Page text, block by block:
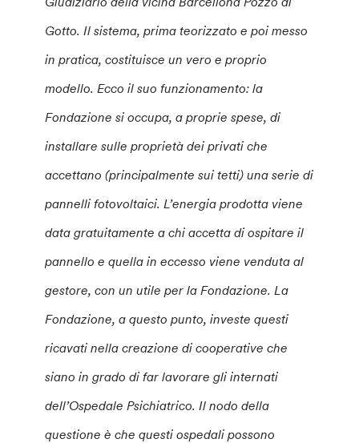
Gotto. Il sistema, prima teorizzato e poi messo
in pratica, costituisce un vero e proprio
modello. Ecco il suo funzionamento: la
Fondazione si occupa, a proprie spese, di
installare sulle proprietà dei privati che
accettano (principalmente sui tetti) una serie di
pannelli fotovoltaici. L’energia prodotta viene
data gratuitamente a chi accetta di ospitare il
pannello e quella in eccesso viene venduta al
gestore, con un utile per la Fondazione. La
Fondazione, a questo punto, investe questi
ricavati nella creazione di cooperative che
siano in grado di far lavorare gli internati
dell’Ospedale Psichiatrico. Il nodo della
questione è che questi ospedali possono